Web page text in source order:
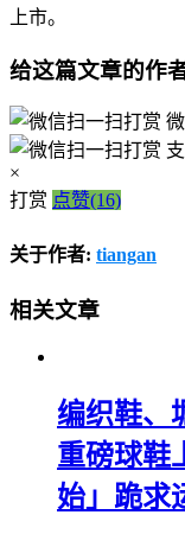
上市。
给这篇文章的作
×
打赏 点赞(16)
关于作者: tiangan
相关文章
编织鞋、
重磅球鞋
始」跪求